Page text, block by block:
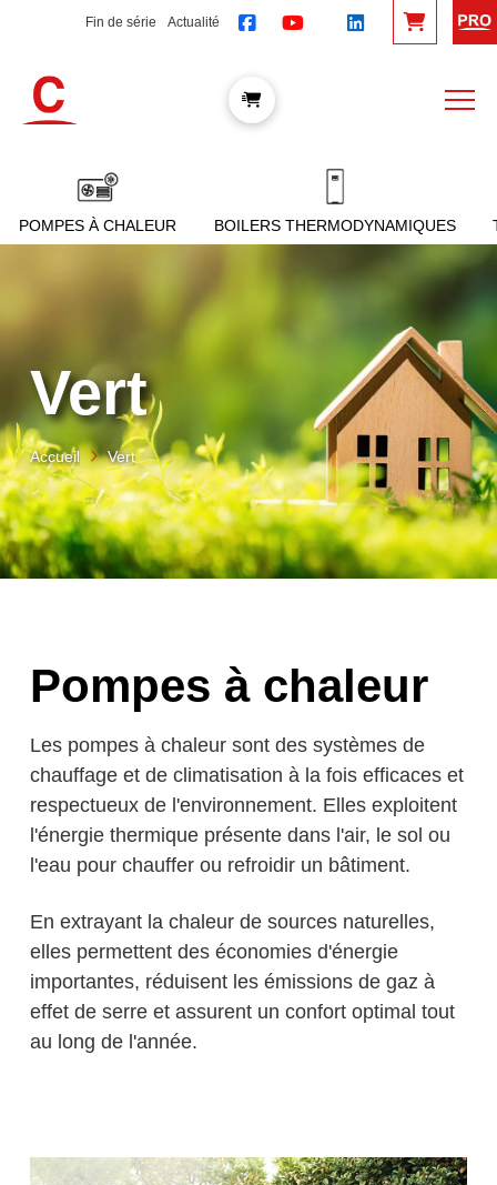
Fin de série Actualité
POMPES À CHALEUR BOILERS THERMODYNAMIQUES
Vert
Accueil Vert
Pompes à chaleur
Les pompes à chaleur sont des systèmes de
chauffage et de climatisation à la fois efficaces et
respectueux de l'environnement. Elles exploitent
l'énergie thermique présente dans l'air, le sol ou
l'eau pour chauffer ou refroidir un bâtiment.
En extrayant la chaleur de sources naturelles,
elles permettent des économies d'énergie
importantes, réduisent les émissions de gaz à
effet de serre et assurent un confort optimal tout
au long de l'année.